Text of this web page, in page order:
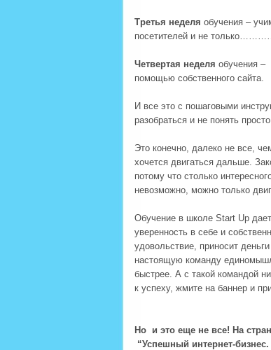
Третья неделя обучения –
посетителей и не
Четвертая неделя обучения –
помощью собственного сайта.
И все это с пошаговыми
разобраться и не понять
Это конечно, далеко не все,
хочется двигаться дальше.
потому что столько
невозможно, можно только
Обучение в школе Start Up
уверенность в себе и
удовольствие, приносит
настоящую команду
быстрее. А с такой командой
к успеху, жмите на баннер и
Но и это еще не все! На
“Успешный интернет-